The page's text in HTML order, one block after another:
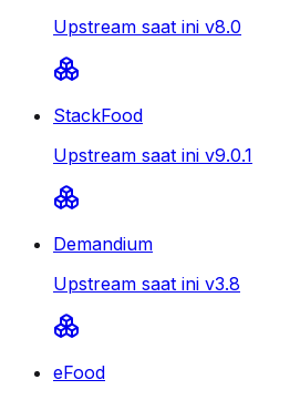
Upstream saat ini v8.0
StackFood
Upstream saat ini v9.0.1
Demandium
Upstream saat ini v3.8
eFood